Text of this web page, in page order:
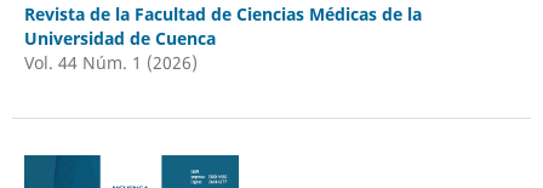
Revista de la Facultad de Ciencias Médicas de la
Universidad de Cuenca
Vol. 44 Núm. 1 (2026)